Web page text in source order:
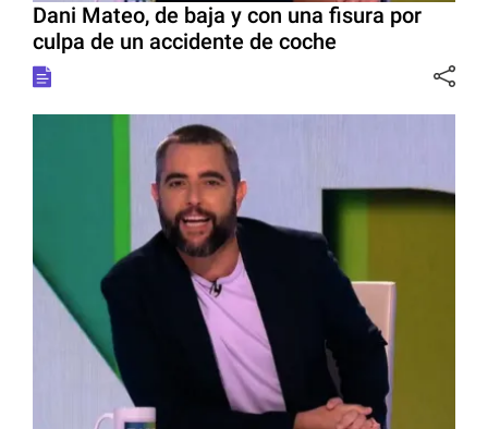
Dani Mateo, de baja y con una fisura por
culpa de un accidente de coche